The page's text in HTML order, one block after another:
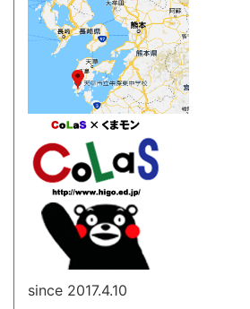
since 2017.4.10